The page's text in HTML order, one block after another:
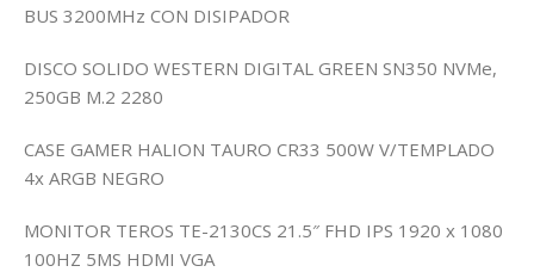
BUS 3200MHz CON DISIPADOR
DISCO SOLIDO WESTERN DIGITAL GREEN SN350 NVMe,
250GB M.2 2280
CASE GAMER HALION TAURO CR33 500W V/TEMPLADO
4x ARGB NEGRO
MONITOR TEROS TE-2130CS 21.5″ FHD IPS 1920 x 1080
100HZ 5MS HDMI VGA